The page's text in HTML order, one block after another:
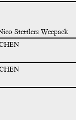
Stettlers Weepack